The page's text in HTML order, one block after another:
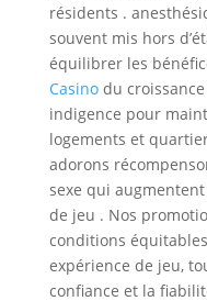
résidents .
souvent mis hors
équilibrer les
Casinodu
indigence pour
logements et
adorons
sexe qui
de jeu . Nos
conditions
expérience de jeu,
confiance et la